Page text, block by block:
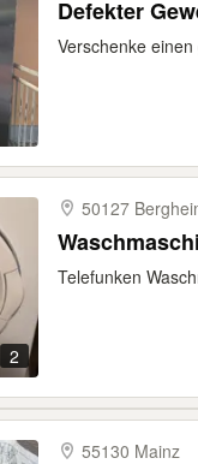
Defekter
Verschenke
2
50127
Telefunken
55130 Mainz